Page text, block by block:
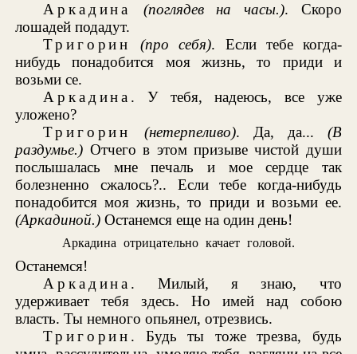
Аркадина (поглядев на часы.). Скоро
лошадей подадут.
Тригорин
(про себя). Если тебе когда-
нибудь понадобится моя жизнь, то приди и
возьми се.
Аркадина . У тебя, надеюсь, все уже
уложено?
Тригорин
(нетерпеливо). Да, да... (В
раздумье.) Отчего в этом призыве чистой души
послышалась мне печаль и мое сердце так
болезненно сжалось?.. Если тебе когда-нибудь
понадобится моя жизнь, то приди и возьми ее.
(Аркадиной.) Останемся еще на один день!
Аркадина отрицательно качает головой.
Останемся!
Аркадина . Милый, я знаю, что
удерживает тебя здесь. Но имей над собою
власть. Ты немного опьянел, отрезвись.
Тригорин . Будь ты тоже трезва, будь